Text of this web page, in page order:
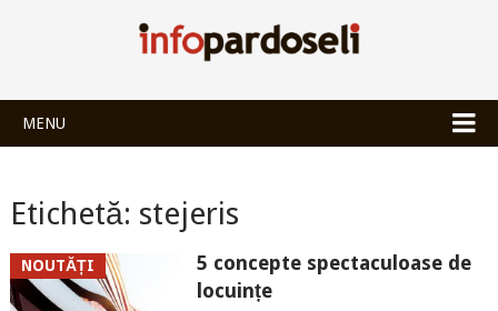
MENU
Etichetă: stejeris
NOUTĂȚI
5 concepte spectaculoase de
locuințe